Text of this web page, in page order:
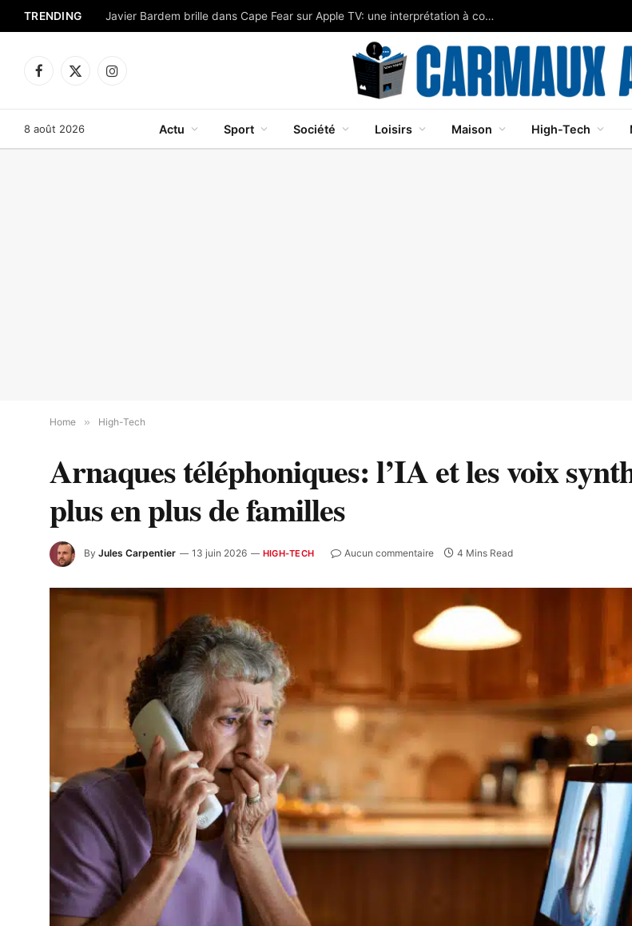
TRENDING Javier Bardem brille dans Cape Fear sur Apple TV: une interprétation à couper le souffle
Facebook
X
Instagram
8 août 2026 Actu Sport Société Loisirs Maison High-Tech
Home » High-Tech
Arnaques téléphoniques: l’IA et les voix
plus en plus de familles
By Jules Carpentier 13 juin 2026 HIGH-TECH Aucun commentaire 4 Mins Read